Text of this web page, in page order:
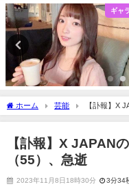
ギャ
ホーム 芸能 【訃報】X
【訃報】X JAPAN
（55）、急逝
2023年11月8日18時30分 3分34